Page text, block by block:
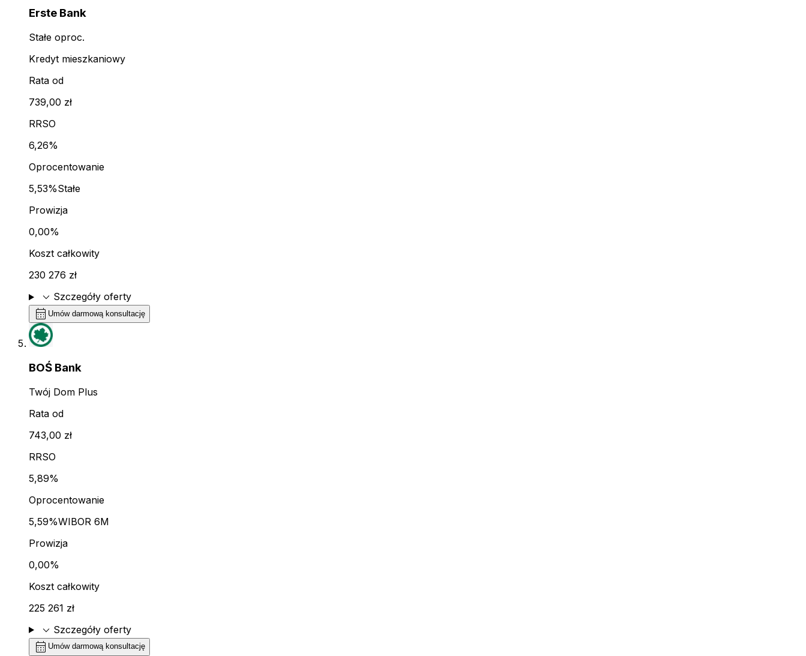
Erste Bank
Stałe oproc.
Kredyt mieszkaniowy
Rata od
739,00 zł
RRSO
6,26%
Oprocentowanie
5,53%Stałe
Prowizja
0,00%
Koszt całkowity
230 276 zł
expand_more Szczegóły oferty
calendar_month Umów darmową konsultację
BOŚ Bank
Twój Dom Plus
Rata od
743,00 zł
RRSO
5,89%
Oprocentowanie
5,59%WIBOR 6M
Prowizja
0,00%
Koszt całkowity
225 261 zł
expand_more Szczegóły oferty
calendar_month Umów darmową konsultację